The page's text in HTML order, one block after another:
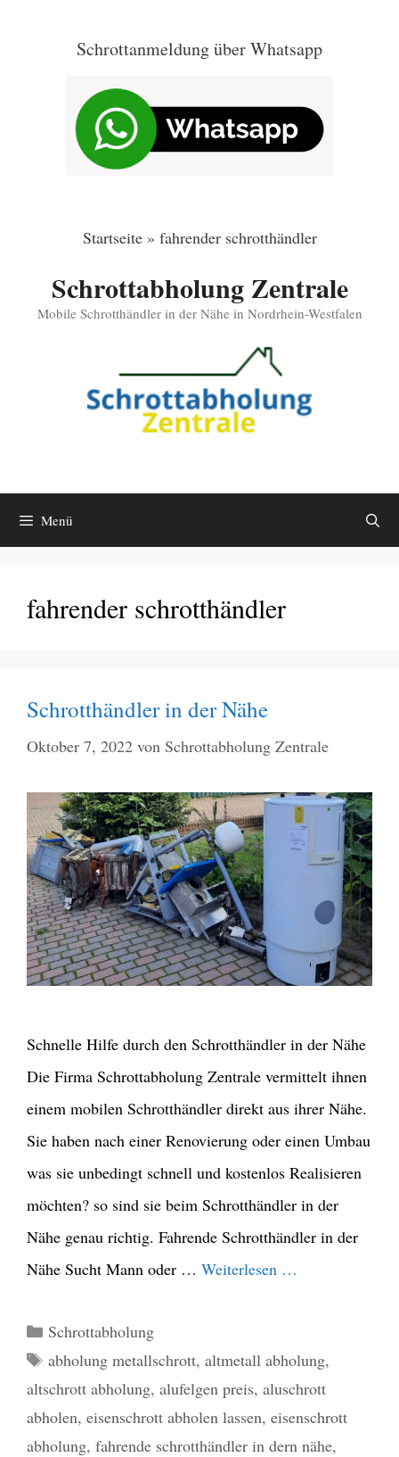
Schrottanmeldung über Whatsapp
Startseite» fahrender schrotthändler
Schrottabholung Zentrale
Mobile Schrotthändler in der Nähe in Nordrhein-Westfalen
Menü
fahrender schrotthändler
Schrotthändler in der Nähe
Oktober 7, 2022 von Schrottabholung Zentrale
Schnelle Hilfe durch den Schrotthändler in der Nähe
Die Firma Schrottabholung Zentrale vermittelt ihnen
einem mobilen Schrotthändler direkt aus ihrer Nähe.
Sie haben nach einer Renovierung oder einen Umbau
was sie unbedingt schnell und kostenlos Realisieren
möchten? so sind sie beim Schrotthändler in der
Nähe genau richtig. Fahrende Schrotthändler in der
Nähe Sucht Mann oder … Weiterlesen …
Kategorien
Schrottabholung
Schlagwörter
abholung metallschrott, altmetall abholung,
altschrott abholung, alufelgen preis, aluschrott
abholen, eisenschrott abholen lassen, eisenschrott
abholung, fahrende schrotthändler in dern nähe,